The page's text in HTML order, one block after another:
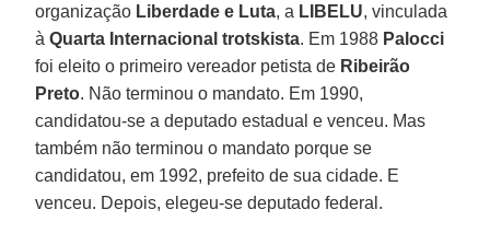
organização Liberdade e Luta, a LIBELU, vinculada
àQuarta Internacional trotskista. Em 1988 Palocci
foi eleito o primeiro vereador petista de Ribeirão
Preto. Não terminou o mandato. Em 1990,
candidatou-se a deputado estadual e venceu. Mas
também não terminou o mandato porque se
candidatou, em 1992, prefeito de sua cidade. E
venceu. Depois, elegeu-se deputado federal.